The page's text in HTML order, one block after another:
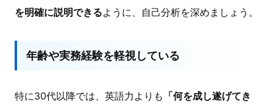
を明確に説明できるように、自己分析を深めましょう。
年齢や実務経験を軽視している
特に30代以降では、英語力よりも 「何を成し遂げてき